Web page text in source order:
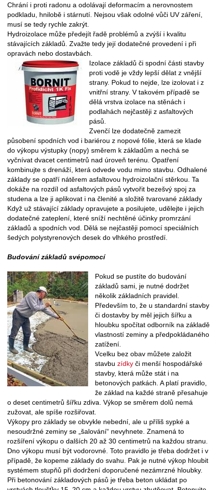
Chrání i proti radonu a odolávají deformacím a nerovnostem
podkladu, hnilobě i stárnutí. Nejsou však odolné vůči UV záření,
musí se tedy rychle zakrýt.
Hydroizolace může předejít řadě problémů a zvýší i kvalitu
stávajících základů. Zvažte tedy její dodatečné provedení i při
opravách nebo dostavbách.
Izolace základů či spodní části stavby
proti vodě je vždy lepší dělat z vnější
strany. Pokud to nejde, lze izolovat i z
vnitřní strany. V takovém případě se
dělá vrstva izolace na stěnách i
podlahách nejčastěji z asfaltových
pásů.
Zvenčí lze dodatečně zamezit
působení spodních vod i bariérou z nopové fólie, která se klade
do výkopu výstupky (nopy) směrem k základům a nechá se
vyčnívat dvacet centimetrů nad úroveň terénu. Opatření
kombinujte s drenáží, která odvede vodu mimo stavbu. Odhalené
základy se opatří nátěrem asfaltovou hydroizolační stěrkou. Ta
dokáže na rozdíl od asfaltových pásů vytvořit bezešvý spoj za
studena a lze ji aplikovat i na členité a složitě tvarované základy
Když už stávající základy opravujete a posilujete, udělejte i jejich
dodatečné zateplení, které sníží nechtěné účinky promrzání
základů a spodních vod. Dělá se nejčastěji pomocí speciálních
šedých polystyrenových desek do vlhkého prostředí.
Budování základů svépomocí
Pokud se pustíte do budování
základů sami, je nutné dodržet
několik základních pravidel.
Především to, že u standardní stavby
či dostavby by měl jejich šířku a
hloubku spočítat odborník na základě
vlastností zeminy a předpokládaného
zatížení.
Vcelku bez obav můžete založit
stavbu zídky či menší hospodářské
stavby, která může stát i na
betonových patkách. A platí pravidlo,
že základ na každé straně přesahuje
o deset centimetrů šířku zdiva. Výkop se směrem dolů nemá
zužovat, ale spíše rozšiřovat.
Výkopy pro základy se obvykle nebední, ale u příliš sypké a
nesoudržné zeminy se „šalování“ nevyhnete. Znamená to
rozšíření výkopu o dalších 20 až 30 centimetrů na každou stranu.
Dno výkopu musí být vodorovné. Toto pravidlo je třeba dodržet i v
případě, že kopeme základy do svahu. Pak je nutné výkop hloubit
systémem stupňů při dodržení doporučené nezámrzné hloubky.
Při betonování základových pásů je třeba beton ukládat po